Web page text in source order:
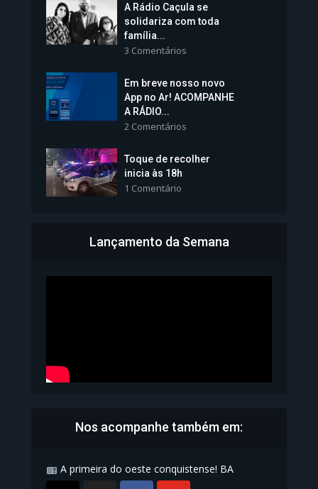
Vice-Prefeita Sheila Lemos
tomará posse nesta...
1.101 Modos de exibição
Bahia inicia emissão da
A Rádio Caçula se
solidariza com toda
família...
3 Comentários
Em breve nosso novo
App no Ar! ACOMPANHE
A RÁDIO...
2 Comentários
Toque de recolher
inicia às 18h
1 Comentário
Lançamento da Semana
Nos acompanhe também em:
A primeira do oeste conquistense! BA